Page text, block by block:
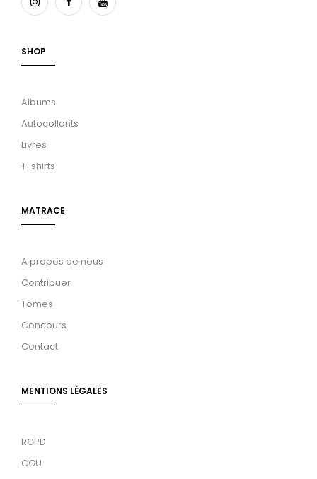
SHOP
Albums
Autocollants
Livres
T-shirts
MATRACE
A propos de nous
Contribuer
Tomes
Concours
Contact
MENTIONS LÉGALES
RGPD
CGU